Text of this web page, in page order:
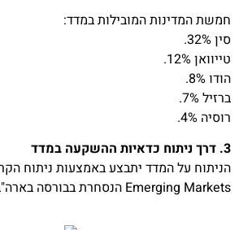
חמשת המדינות המובילות במדד:
סין 32%.
טייוואן 12%.
הודו 8%.
ברזיל 7%.
רוסיה 4%.
3. דרך ניתוח כדאיות ההשקעה במדד
Emerging Markets הנסחרת בבורסה בארה"ב תחת הסימול EEM.